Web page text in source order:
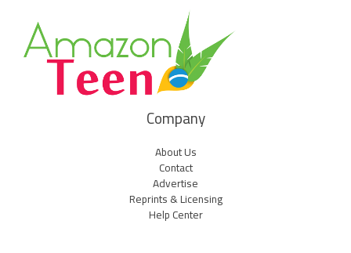
Company
About Us
Contact
Advertise
Reprints & Licensing
Help Center